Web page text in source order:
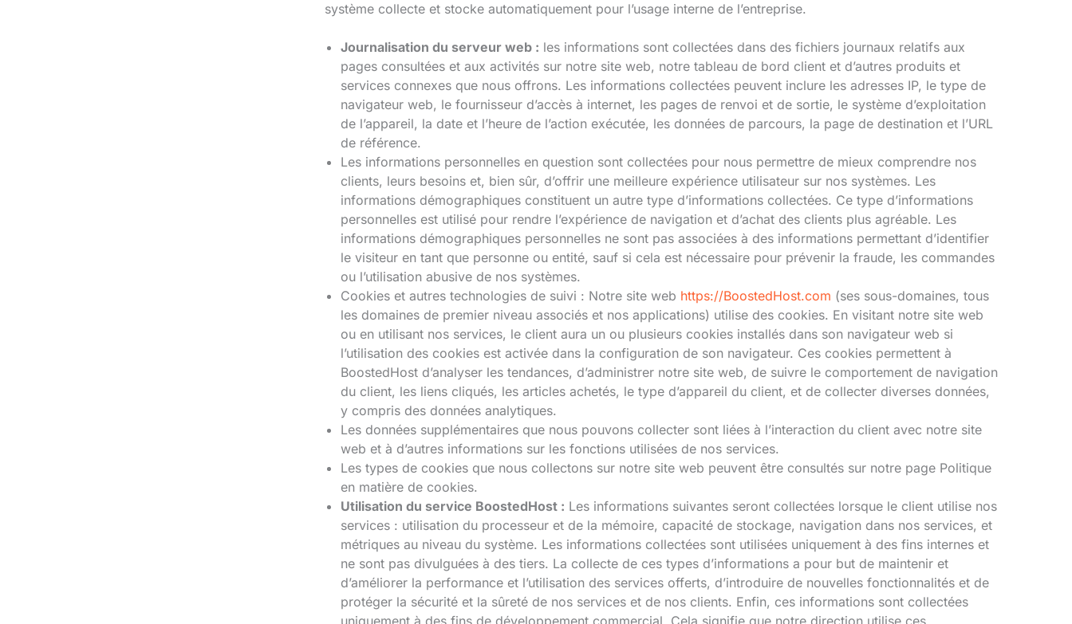
système collecte et stocke automatiquement pour l’usage interne de l’entreprise.
Journalisation du serveur web : les informations sont collectées dans des fichiers journaux relatifs aux
pages consultées et aux activités sur notre site web, notre tableau de bord client et d’autres produits et
services connexes que nous offrons. Les informations collectées peuvent inclure les adresses IP, le type de
navigateur web, le fournisseur d’accès à internet, les pages de renvoi et de sortie, le système d’exploitation
de l’appareil, la date et l’heure de l’action exécutée, les données de parcours, la page de destination et l’URL
de référence.
Les informations personnelles en question sont collectées pour nous permettre de mieux comprendre nos
clients, leurs besoins et, bien sûr, d’offrir une meilleure expérience utilisateur sur nos systèmes. Les
informations démographiques constituent un autre type d’informations collectées. Ce type d’informations
personnelles est utilisé pour rendre l’expérience de navigation et d’achat des clients plus agréable. Les
informations démographiques personnelles ne sont pas associées à des informations permettant d’identifier
le visiteur en tant que personne ou entité, sauf si cela est nécessaire pour prévenir la fraude, les commandes
ou l’utilisation abusive de nos systèmes.
Cookies et autres technologies de suivi : Notre site web https://BoostedHost.com (ses sous-domaines, tous
les domaines de premier niveau associés et nos applications) utilise des cookies. En visitant notre site web
ou en utilisant nos services, le client aura un ou plusieurs cookies installés dans son navigateur web si
l’utilisation des cookies est activée dans la configuration de son navigateur. Ces cookies permettent à
BoostedHost d’analyser les tendances, d’administrer notre site web, de suivre le comportement de navigation
du client, les liens cliqués, les articles achetés, le type d’appareil du client, et de collecter diverses données,
y compris des données analytiques.
Les données supplémentaires que nous pouvons collecter sont liées à l’interaction du client avec notre site
web et à d’autres informations sur les fonctions utilisées de nos services.
Les types de cookies que nous collectons sur notre site web peuvent être consultés sur notre page Politique
en matière de cookies.
Utilisation du service BoostedHost : Les informations suivantes seront collectées lorsque le client utilise nos
services : utilisation du processeur et de la mémoire, capacité de stockage, navigation dans nos services, et
métriques au niveau du système. Les informations collectées sont utilisées uniquement à des fins internes et
ne sont pas divulguées à des tiers. La collecte de ces types d’informations a pour but de maintenir et
d’améliorer la performance et l’utilisation des services offerts, d’introduire de nouvelles fonctionnalités et de
protéger la sécurité et la sûreté de nos services et de nos clients. Enfin, ces informations sont collectées
uniquement à des fins de développement commercial. Cela signifie que notre direction utilise ces